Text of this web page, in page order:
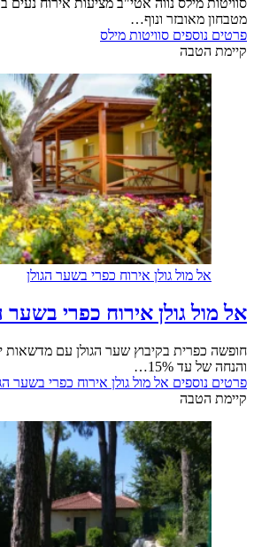
סוויטות מילס נווה אטי"ב מציעות אירוח
מטבחון מאובזר ונוף…
פרטים נוספים סוויטות מילס
קיימת הטבה
אל מול גולן אירוח כפרי בשער הגולן
אל מול גולן אירוח כפרי בשער
חופשה כפרית בקיבוץ שער הגולן עם מדשאות
והנחה של עד 15%…
פרטים נוספים אל מול גולן אירוח כפרי בשער
קיימת הטבה